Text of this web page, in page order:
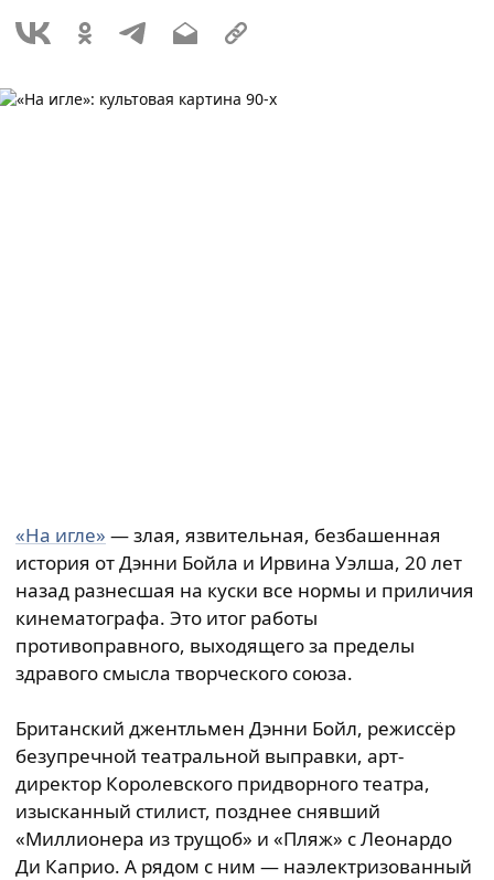
«На игле» — злая, язвительная, безбашенная
история от Дэнни Бойла и Ирвина Уэлша, 20 лет
назад разнесшая на куски все нормы и приличия
кинематографа. Это итог работы
противоправного, выходящего за пределы
здравого смысла творческого союза.
Британский джентльмен Дэнни Бойл, режиссёр
безупречной театральной выправки, арт-
директор Королевского придворного театра,
изысканный стилист, позднее снявший
«Миллионера из трущоб» и «Пляж» с Леонардо
Ди Каприо. А рядом с ним — наэлектризованный